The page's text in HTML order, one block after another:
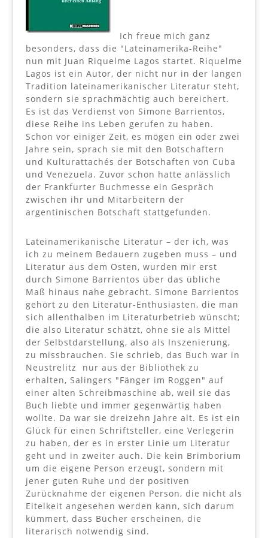
Ich freue mich ganz
besonders, dass die "Lateinamerika-Reihe"
nun mit Juan Riquelme Lagos startet. Riquelme
Lagos ist ein Autor, der nicht nur in der langen
Tradition lateinamerikanischer Literatur steht,
sondern sie sprachmächtig auch bereichert.
Es ist das Verdienst von Simone Barrientos,
diese Reihe ins Leben gerufen zu haben.
Schon vor einiger Zeit, es mögen ein oder zwei
Jahre sein, sprach sie mit den Botschaftern
und Kulturattachés der Botschaften von Cuba
und Venezuela. Zuvor schon hatte anlässlich
der Frankfurter Buchmesse ein Gespräch
zwischen ihr und Mitarbeitern der
argentinischen Botschaft stattgefunden.
Lateinamerikanische Literatur – der ich, was
ich zu meinem Bedauern zugeben muss – und
Literatur aus dem Osten, wurden mir erst
durch Simone Barrientos über das übliche
Maß hinaus nahe gebracht. Simone Barrientos
gehört zu den Literatur-Enthusiasten, die man
sich allenthalben im Literaturbetrieb wünscht;
die also Literatur schätzt, ohne sie als Mittel
der Selbstdarstellung, also als Inszenierung,
zu missbrauchen. Sie schrieb, das Buch war in
Neustrelitz nur aus der Bibliothek zu
erhalten, Salingers "Fänger im Roggen" auf
einer alten Schreibmaschine ab, weil sie das
Buch liebte und immer gegenwärtig haben
wollte. Da war sie dreizehn Jahre alt. Es ist ein
Glück für einen Schriftsteller, eine Verlegerin
zu haben, der es in erster Linie um Literatur
geht und in zweiter auch. Die kein Brimborium
um die eigene Person erzeugt, sondern mit
jener guten Ruhe und der positiven
Zurücknahme der eigenen Person, die nicht als
Eitelkeit angesehen werden kann, sich darum
kümmert, dass Bücher erscheinen, die
literarisch notwendig sind.